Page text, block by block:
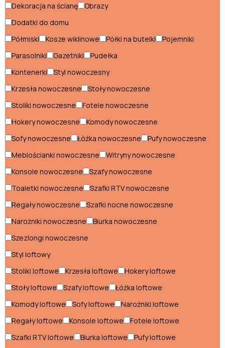
Styl loftowy
Biurka loftowe
Hokery loftowe
Komody loftowe
Konsole loftowe
Krzesła loftowe
Narożniki loftowe
Półki loftowe
Pufy loftowe
Regały loftowe
Sofy loftowe
Stoliki loftowe
Stoły loftowe
Szafki nocne loftowe
Dekoracja na ścianę
Obrazy
Dodatki do domu
Półmiski
Kosze wiklinowe Półki na butelki
Pojemniki
Parasolniki
Gazetniki
Pudełka
Kontenerki
Styl nowoczesny
Krzesła nowoczesne
Stoły nowoczesne
Stoliki nowoczesne
Fotele nowoczesne
Hokery nowoczesne
Komody nowoczesne
Sofy nowoczesne
Łóżka nowoczesne
Pufy nowoczesne
Meblościanki nowoczesne
Witryny nowoczesne
Konsole nowoczesne
Szafy nowoczesne
Toaletki nowoczesne
Szafki RTV nowoczesne
Regały nowoczesne
Szafki nocne nowoczesne
Narożniki nowoczesne
Biurka nowoczesne
Szezlongi nowoczesne
Styl loftowy
Stoliki loftowe
Krzesła loftowe
Hokery loftowe
Stoły loftowe
Szafy loftowe
Łóżka loftowe
Komody loftowe
Sofy loftowe
Narożniki loftowe
Regały loftowe
Konsole loftowe
Fotele loftowe
Szafki RTV loftowe
Biurka loftowe
Pufy loftowe